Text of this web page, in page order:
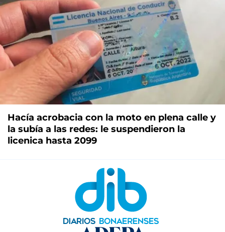
Hacía acrobacia con la moto en plena calle y
la subía a las redes: le suspendieron la
licenica hasta 2099